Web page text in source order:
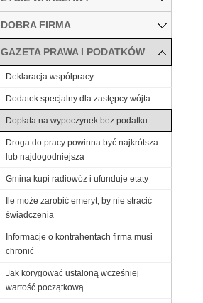
DOBRA FIRMA
GAZETA PRAWA I PODATKÓW
Deklaracja współpracy
Dodatek specjalny dla zastępcy wójta
Dopłata na wypoczynek bez podatku
Droga do pracy powinna być najkrótsza
lub najdogodniejsza
Gmina kupi radiowóz i ufunduje etaty
Ile może zarobić emeryt, by nie stracić
świadczenia
Informacje o kontrahentach firma musi
chronić
Jak korygować ustaloną wcześniej
wartość początkową